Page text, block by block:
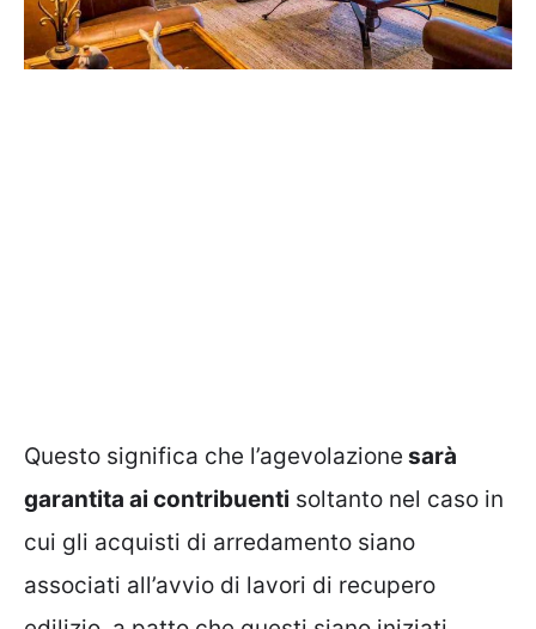
Questo significa che l’agevolazione sarà
garantita ai contribuenti soltanto nel caso in
cui gli acquisti di arredamento siano
associati all’avvio di lavori di recupero